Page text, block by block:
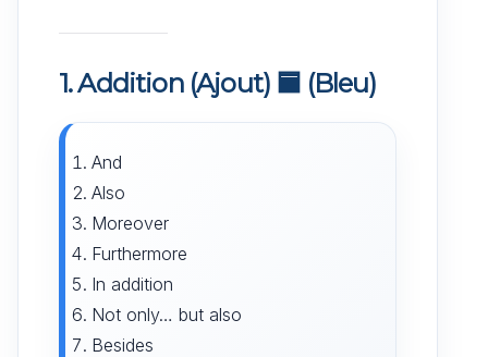
1. Addition (Ajout) 🟦 (Bleu)
And
Also
Moreover
Furthermore
In addition
Not only… but also
Besides